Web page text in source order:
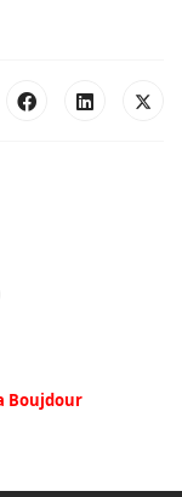
Boujdour